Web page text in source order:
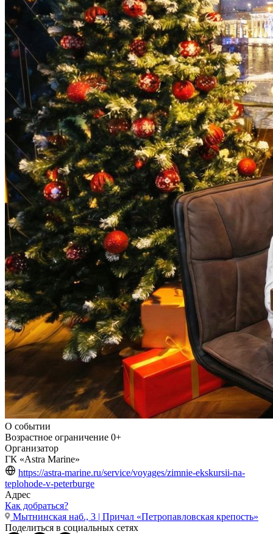
О событии
Возрастное ограничение 0+
Организатор
ГК «Astra Marine»
https://astra-marine.ru/service/voyages/zimnie-ekskursii-na-
teplohode-v-peterburge
Адрес
Как добраться?
Мытнинская наб., 3 | Причал «Петропавловская крепость»
Поделиться в социальных сетях